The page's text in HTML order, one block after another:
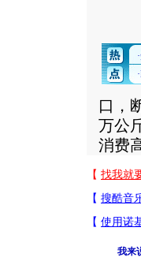
口，
万公
消费
我来